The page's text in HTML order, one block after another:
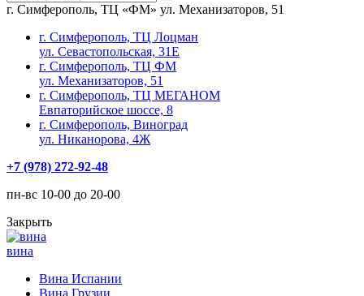
г. Симферополь, ТЦ «ФМ» ул. Механизаторов, 51
г. Симферополь, ТЦ Лоцман
ул. Севастопольская, 31Е
г. Симферополь, ТЦ ФМ
ул. Механизаторов, 51
г. Симферополь, ТЦ МЕГАНОМ
Евпаторийское шоссе, 8
г. Симферополь, Виноград
ул. Никанорова, 4Ж
+7 (978) 272-92-48
пн-вс 10-00 до 20-00
Закрыть
вина
Вина Испании
Вина Грузии